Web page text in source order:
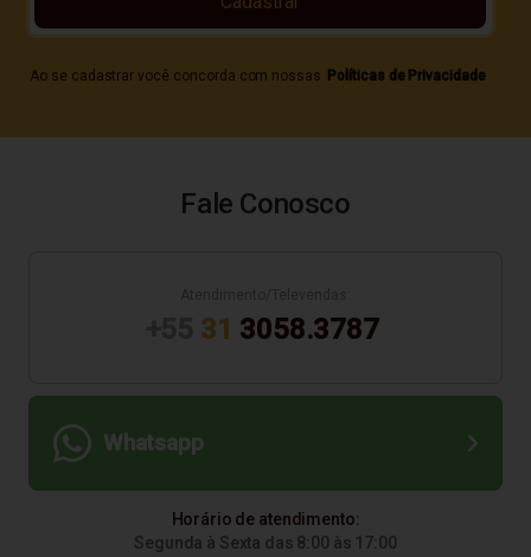
Ao se cadastrar você concorda com nossas Políticas de Privacidade
Fale Conosco
31 3058.3787
Whatsapp
Horário de atendimento:
Segunda à Sexta das 8:00 às 17:00